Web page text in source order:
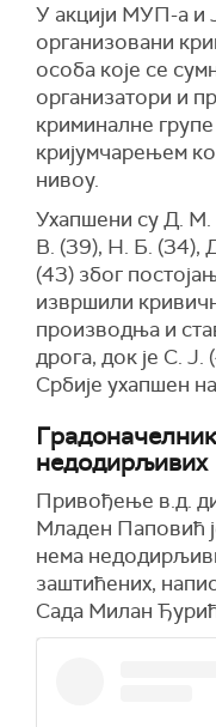
У акцији МУП-а и
организовани
особа које се
организатори и
криминалне групе
кријумчарењем
нивоу.
Ухапшени су Д.
В. (39), Н. Б. (34),
(43) због
извршили
производња и
дрога, док је С.
Србије ухапшен
недодирљивих
Привођење в.д.
Младен Паповић
нема
заштићених,
Сада Милан